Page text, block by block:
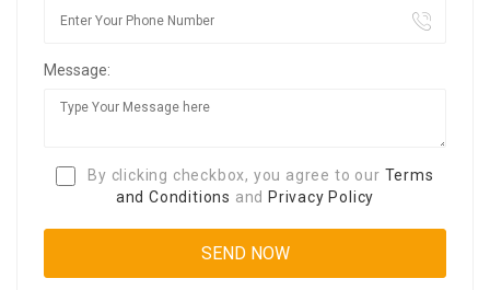
Message:
By clicking checkbox, you agree to our Terms
and Conditions and Privacy Policy